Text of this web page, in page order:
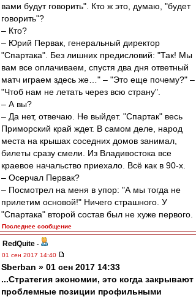
вами будут говорить". Кто ж это, думаю, "будет
говорить"?
– Кто?
– Юрий Первак, генеральный директор
"Спартака". Без лишних предисловий: "Так! Мы
вам все оплачиваем, спустя два дня ответный
матч играем здесь же…" – "Это еще почему?" –
"Чтоб нам не летать через всю страну".
– А вы?
– Да нет, отвечаю. Не выйдет. "Спартак" весь
Приморский край ждет. В самом деле, народ
места на крышах соседних домов занимал,
билеты сразу смели. Из Владивостока все
краевое начальство приехало. Всё как в 90-х.
– Осерчал Первак?
– Посмотрел на меня в упор: "А мы тогда не
прилетим основой!" Ничего страшного. У
"Спартака" второй состав был не хуже первого.
Последнее сообщение
RedQuite -
01 сен 2017 14:40
Sberban » 01 сен 2017 14:33
...Стратегия экономии, это когда закрывают
проблемные позиции профильными